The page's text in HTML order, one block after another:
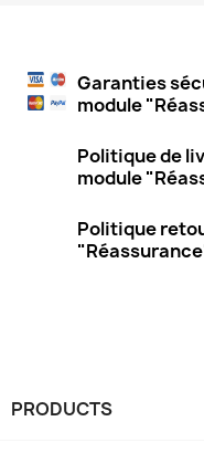
Garanties
module
Politique de
module
Politique
PRODUCTS